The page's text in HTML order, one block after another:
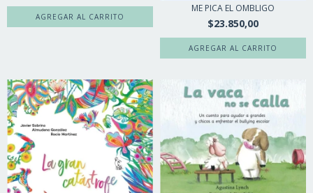
ME PICA EL OMBLIGO
$23.850,00